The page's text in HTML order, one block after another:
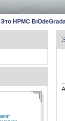
Это HPMC